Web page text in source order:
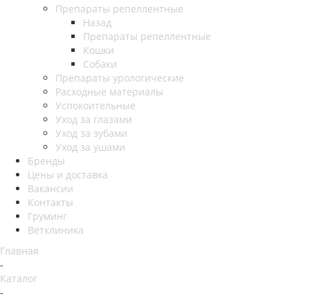
Препараты репеллентные
Назад
Препараты репеллентные
Кошки
Собаки
Препараты урологические
Расходные материалы
Успокоительные
Уход за глазами
Уход за зубами
Уход за ушами
Бренды
Цены и доставка
Вакансии
Контакты
Груминг
Ветклиника
Главная
-
Каталог
-